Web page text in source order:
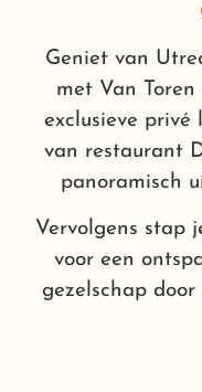
Geniet van
met Van
exclusieve privé
van restaurant
panoramisch
Vervolgens stap
voor een
gezelschap